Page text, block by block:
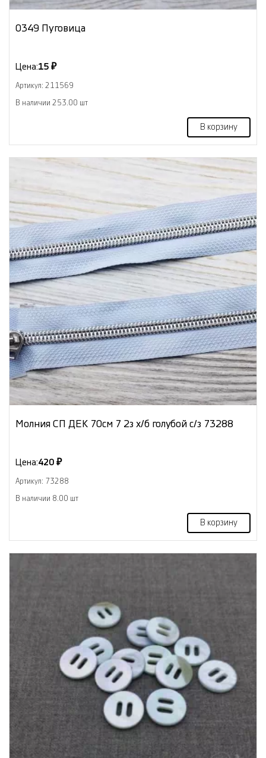
0349 Пуговица
Цена:15 ₽
Артикул: 211569
В наличии 253.00 шт
В корзину
Молния СП ДЕК 70см 7 2з х/б голубой с/з 73288
Цена:420 ₽
Артикул: 73288
В наличии 8.00 шт
В корзину